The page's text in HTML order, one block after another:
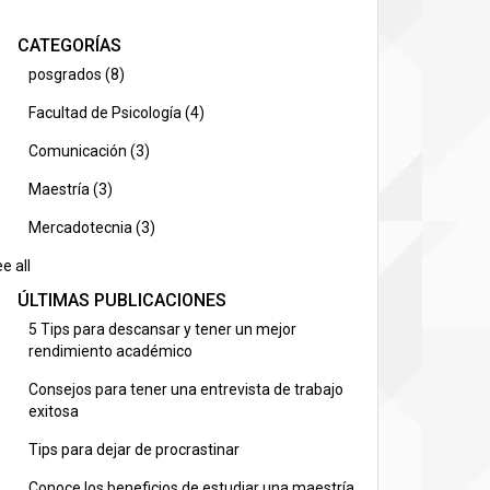
CATEGORÍAS
posgrados(8)
Facultad de Psicología(4)
Comunicación(3)
Maestría(3)
Mercadotecnia(3)
all
ÚLTIMAS PUBLICACIONES
5 Tips para descansar y tener un mejor
rendimiento académico
Consejos para tener una entrevista de trabajo
exitosa
Tips para dejar de procrastinar